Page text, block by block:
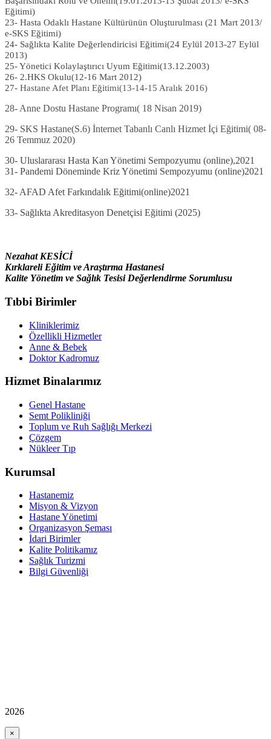
Eğitimi)
23- Hasta Odaklı Hastane Kültürünün Oluşturulması (21 Mart 2013/
e-SKS Eğitimi)
24- Sağlıkta Kalite Değerlendiricisi Eğitimi(24 Eylül 2013-27 Eylül
2013)
25- Yönetici Kolaylaştırıcı Uyum Eğitimi(13.12.2003)
26- 2.HKS Okulu(12-16 Mart 2012)
27- Hastane Afet Planı Eğitimi(13-14-15 Aralık 2016)
28- Anne Dostu Hastane Programı( 18 Nisan 2019)
29- SKS Hastane(S.6) İnternet Tabanlı Canlı Hizmet İçi Eğitimi( 08-
26 Temmuz 2020)
30- Uluslararası Hasta Kan Yönetimi Sempozyumu (online),2021
31- Pandemi Döneminde Kriz Yönetimi Sempozyumu (online)2021
32- AFAD Afet Farkındalık Eğitimi(online)2021
33- Sağlıkta Akreditasyon Denetçisi Eğitimi (2025)
Nezahat KESİCİ
Kırklareli Eğitim ve Araştırma Hastanesi
Kalite Yönetim ve Sağlık Tesisi Değerlendirme Sorumlusu
Tıbbi Birimler
Kliniklerimiz
Özellikli Hizmetler
Anne & Bebek
Doktor Kadromuz
Hizmet Binalarımız
Genel Hastane
Semt Polikliniği
Toplum ve Ruh Sağlığı Merkezi
Çözgem
Nükleer Tıp
Kurumsal
Hastanemiz
Misyon & Vizyon
Hastane Yönetimi
Organizasyon Şeması
İdari Birimler
Kalite Politikamız
Sağlık Turizmi
Bilgi Güvenliği
2026
×